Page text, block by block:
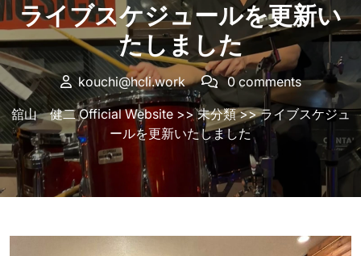
ライブスケジュールを更新い
たしました
kouchi@hcli.work
0 comments
舘山 健二 Official Website>>未分類>> ライブスケジュ
ールを更新いたしました